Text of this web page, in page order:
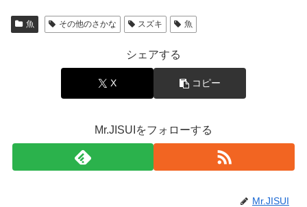
魚 その他のさかな スズキ 魚
シェアする
X コピー
Mr.JISUIをフォローする
Mr.JISUI